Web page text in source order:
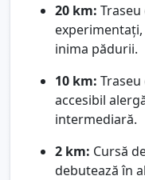
20 km:
inima pădurii.
10 km:
accesibil
intermediară.
2 km: Cursă
debutează în